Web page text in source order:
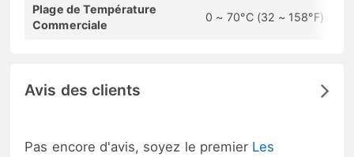
Plage de Température
Commerciale
0 ~ 70°C (32 ~ 158°F)
Avis des clients
Pas encore d'avis, soyez le premier Les